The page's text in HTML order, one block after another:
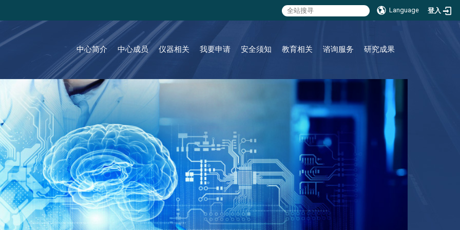
Language 登入
中心简介 中心成员 仪器相关 我要申请 安全须知 教育相关 谘询服务 研究成果